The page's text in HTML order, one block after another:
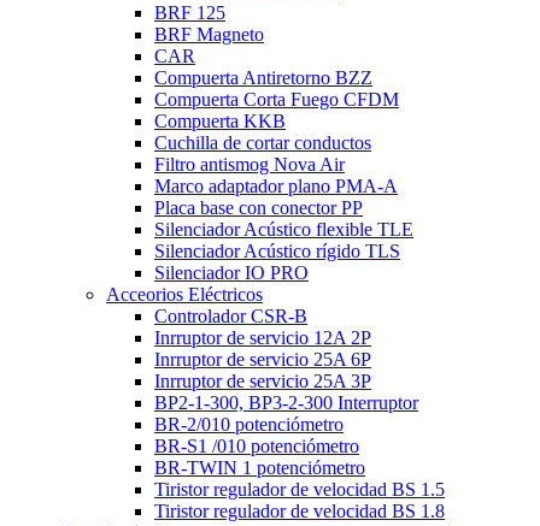
BRF 125
BRF Magneto
CAR
Compuerta Antiretorno BZZ
Compuerta Corta Fuego CFDM
Compuerta KKB
Cuchilla de cortar conductos
Filtro antismog Nova Air
Marco adaptador plano PMA-A
Placa base con conector PP
Silenciador Acústico flexible TLE
Silenciador Acústico rígido TLS
Silenciador IO PRO
Acceorios Eléctricos
Controlador CSR-B
Inrruptor de servicio 12A 2P
Inrruptor de servicio 25A 6P
Inrruptor de servicio 25A 3P
BP2-1-300, BP3-2-300 Interruptor
BR-2/010 potenciómetro
BR-S1 /010 potenciómetro
BR-TWIN 1 potenciómetro
Tiristor regulador de velocidad BS 1.5
Tiristor regulador de velocidad BS 1.8